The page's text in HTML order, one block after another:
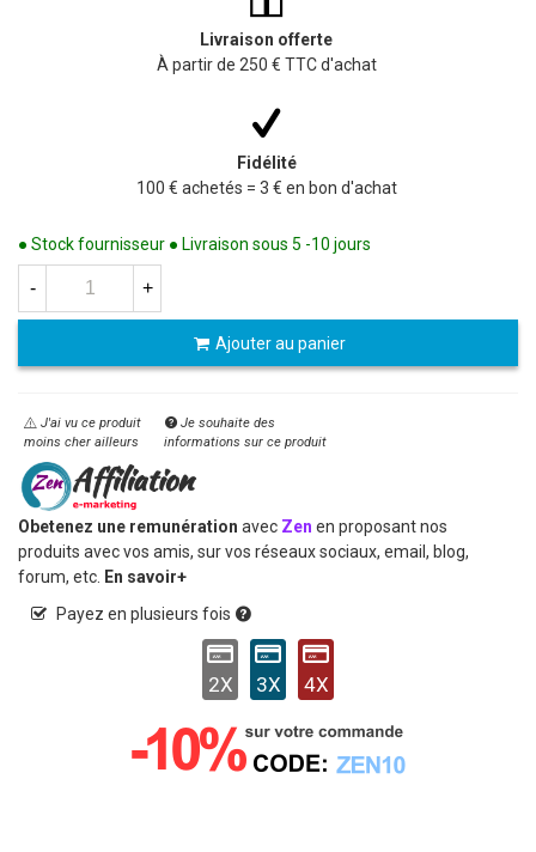
Livraison offerte
À partir de 250 € TTC d'achat
Fidélité
100 € achetés = 3 € en bon d'achat
● Stock fournisseur ● Livraison sous 5 -10 jours
- +
Ajouter au panier
J'ai vu ce produit
moins cher ailleurs
Je souhaite des
informations sur ce produit
Obetenez une remunération avec Zen en proposant nos
produits avec vos amis, sur vos réseaux sociaux, email, blog,
forum, etc. En savoir+
Payez en plusieurs fois
2X 3X 4X